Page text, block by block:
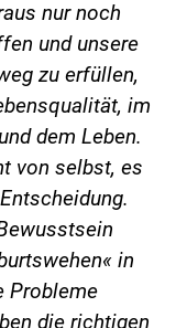
nur noch
und unsere
zu erfüllen,
im
dem Leben.
von selbst, es
in
Probleme
die richtigen